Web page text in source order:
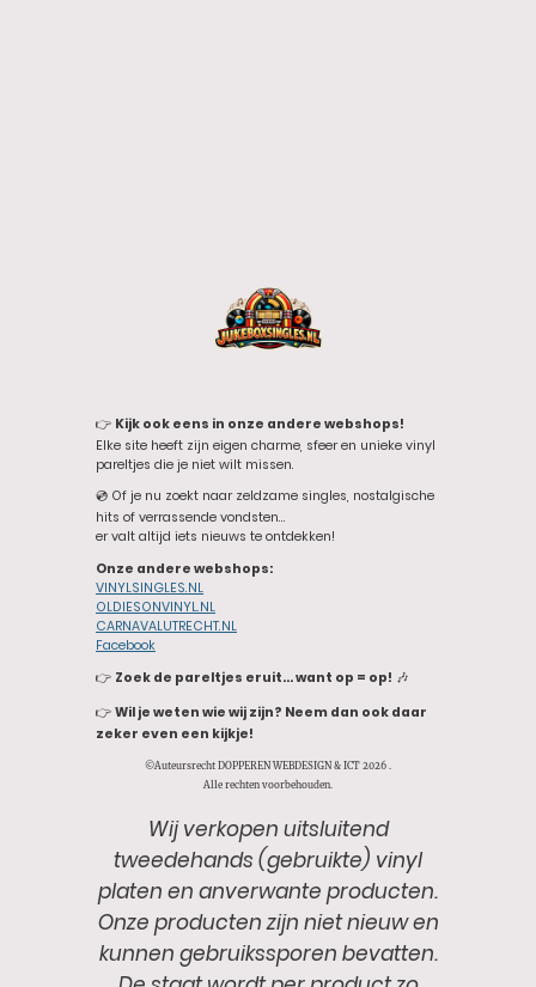
👉 Kijk ook eens in onze andere webshops!
Elke site heeft zijn eigen charme, sfeer en unieke vinyl
pareltjes die je niet wilt missen.
💿 Of je nu zoekt naar zeldzame singles, nostalgische
hits of verrassende vondsten…
er valt altijd iets nieuws te ontdekken!
Onze andere webshops:
VINYLSINGLES.NL
OLDIESONVINYL.NL
CARNAVALUTRECHT.NL
Facebook
👉 Zoek de pareltjes eruit… want op = op! 🎶
👉 Wil je weten wie wij zijn? Neem dan ook daar
zeker even een kijkje!
©Auteursrecht DOPPEREN WEBDESIGN & ICT 2026 .
Alle rechten voorbehouden.
Wij verkopen uitsluitend
tweedehands (gebruikte) vinyl
platen en anverwante producten.
Onze producten zijn niet nieuw en
kunnen gebruikssporen bevatten.